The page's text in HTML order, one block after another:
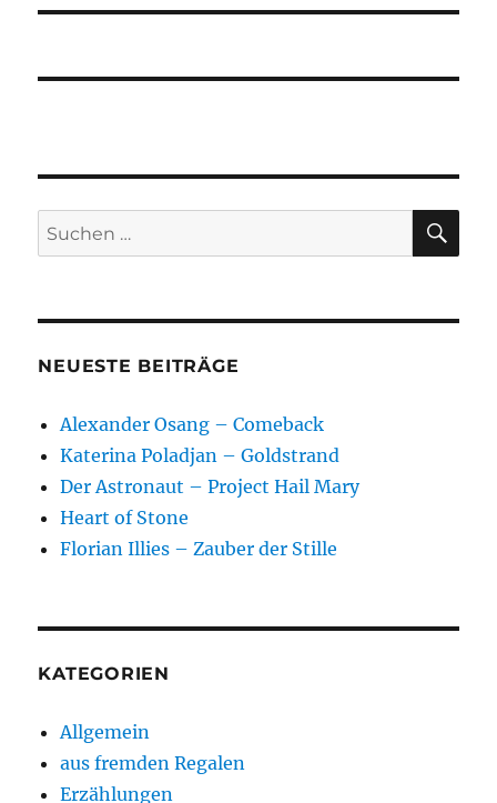
Suchen
nach:
NEUESTE BEITRÄGE
Alexander Osang – Comeback
Katerina Poladjan – Goldstrand
Der Astronaut – Project Hail Mary
Heart of Stone
Florian Illies – Zauber der Stille
KATEGORIEN
Allgemein
aus fremden Regalen
Erzählungen